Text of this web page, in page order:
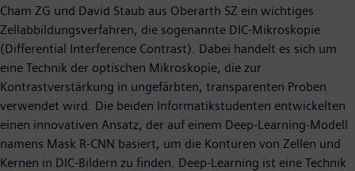
Cham ZG und David Staub aus Oberarth SZ ein wichtiges
Zellabbildungsverfahren, die sogenannte DIC-Mikroskopie
(Differential Interference Contrast). Dabei handelt es sich um
eine Technik der optischen Mikroskopie, die zur
Kontrastverstärkung in ungefärbten, transparenten Proben
verwendet wird. Die beiden Informatikstudenten entwickelten
einen innovativen Ansatz, der auf einem Deep-Learning-Modell
namens Mask R-CNN basiert, um die Konturen von Zellen und
Kernen in DIC-Bildern zu finden. Deep-Learning ist eine Technik